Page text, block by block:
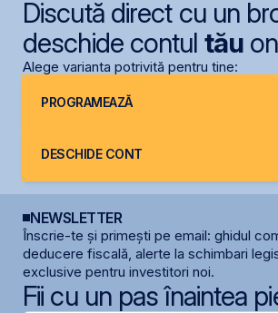
Discută direct cu un
deschide contul tău
Alege varianta potrivită pentru tine:
PROGRAMEAZĂ
DESCHIDE CONT
NEWSLETTER
Înscrie-te și primești pe email: ghidul
deducere fiscală, alerte la schimbari
exclusive pentru investitori noi.
Fii cu un pas înaintea